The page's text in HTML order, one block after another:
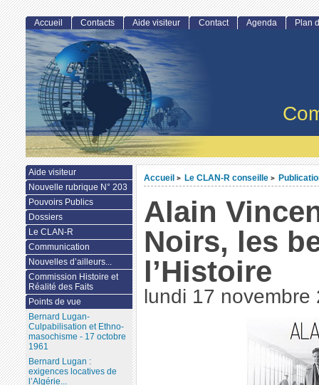
Accueil > Le CLAN-R conseille >
Alain
Noirs, les
l’Histoire
lundi 17 novembre
Accueil Contacts Aide visiteur Contact Agenda Plan
Aide visiteur
Nouvelle rubrique N° 203
Pouvoirs Publics
Dossiers
Le CLAN-R
Communication
Nouvelles d’ailleurs...
Commission Histoire et
Réalité des Faits
Points de vue
Bernard Lugan-
Culpabilisation et Ethno-
masochisme - 17 octobre
1961
Bernard Lugan :
exigences locatives de
l’Algérie...